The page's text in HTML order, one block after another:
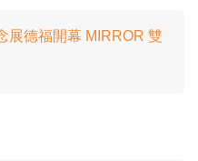
展德福開幕 MIRROR 雙